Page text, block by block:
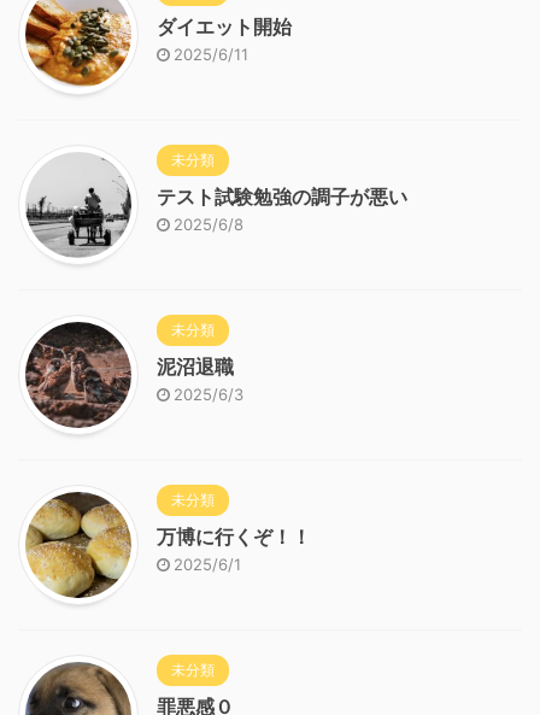
ダイエット開始
2025/6/11
未分類
テスト試験勉強の調子が悪い
2025/6/8
未分類
泥沼退職
2025/6/3
未分類
万博に行くぞ！！
2025/6/1
未分類
罪悪感０